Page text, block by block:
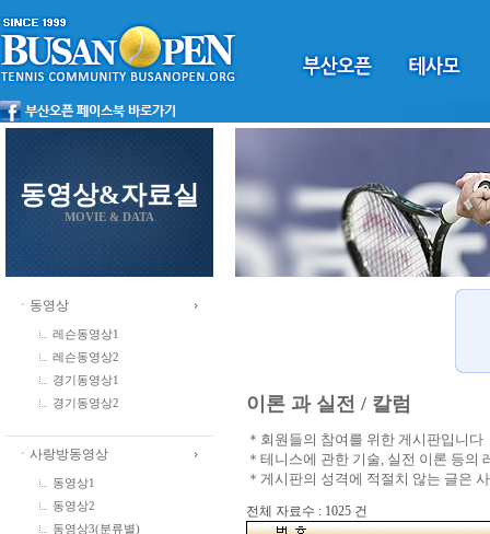
동영상&자료실
MOVIE & DATA
ㆍ동영상
레슨동영상1
레슨동영상2
경기동영상1
경기동영상2
ㆍ사랑방동영상
동영상1
동영상2
동영상3(분류별)
이론 과 실전 / 칼럼
＊회원들의 참여를 위한 게시판입니다
＊테니스에 관한 기술, 실전 이론 등의
＊게시판의 성격에 적절치 않는 글은
전체 자료수 : 1025 건